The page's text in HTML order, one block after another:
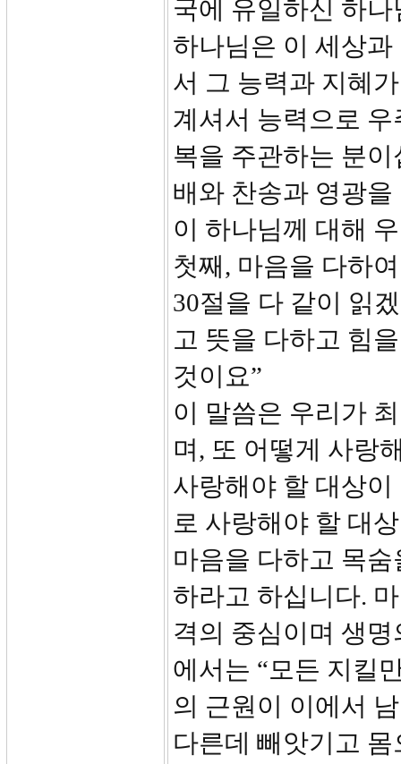
국에 유일하신 하
하나님은 이 세상
서 그 능력과 지혜
계셔서 능력으로
복을 주관하는 분
배와 찬송과 영광
이 하나님께 대해
첫째, 마음을 다하
30절을 다 같이 읽
고 뜻을 다하고 힘
것이요”
이 말씀은 우리가
며, 또 어떻게 사랑
사랑해야 할 대상
로 사랑해야 할 대
마음을 다하고 목
하라고 하십니다.
격의 중심이며 생
에서는 “모든 지킬
의 근원이 이에서
다른데 빼앗기고